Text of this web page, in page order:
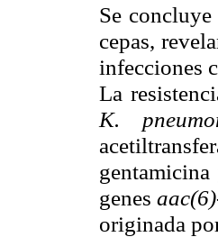
Se
cepas,
infecciones
La
K.
genes
originada